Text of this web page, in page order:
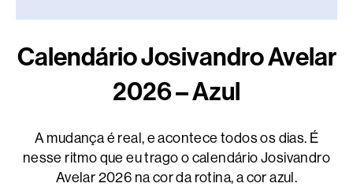
Calendário Josivandro Avelar
2026 – Azul
A mudança é real, e acontece todos os dias. É
nesse ritmo que eu trago o calendário Josivandro
Avelar 2026 na cor da rotina, a cor azul.